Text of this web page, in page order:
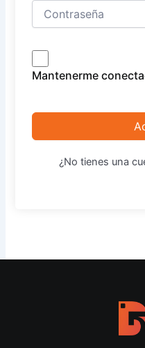
Mantenerme
¿No tienes una